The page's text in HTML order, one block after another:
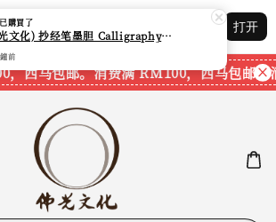
追踪您的订单
赖的商店
打开
西马包邮。消费满 RM100，西马包邮。
前